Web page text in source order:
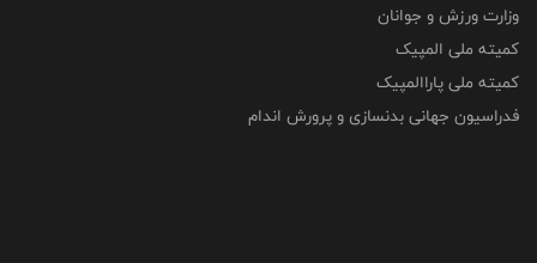
وزارت ورزش و جوانان
کمیته ملی المپیک
کمیته ملی پاراالمپیک
فدراسیون جهانی بدنسازی و پرورش اندام